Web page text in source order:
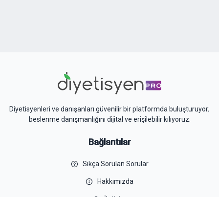
Diyetisyenleri ve danışanları güvenilir bir platformda buluşturuyor;
beslenme danışmanlığını dijital ve erişilebilir kılıyoruz.
Bağlantılar
Sıkça Sorulan Sorular
Hakkımızda